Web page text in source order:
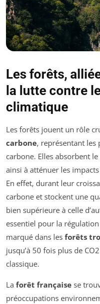
Les forêts,
la lutte contre
climatique
Les forêts jouent un rôle
carbone, représentant
carbone. Elles absorbent le
ainsi à atténuer les
En effet, durant leur
carbone et stockent une
bien supérieure à celle
essentiel pour la
marqué dans les forêts
jusqu’à 50 fois plus de
classique.
La forêt française se
préoccupations